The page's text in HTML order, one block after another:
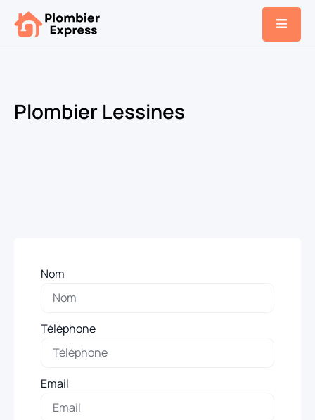
Plombier Lessines
Nom
Téléphone
Email